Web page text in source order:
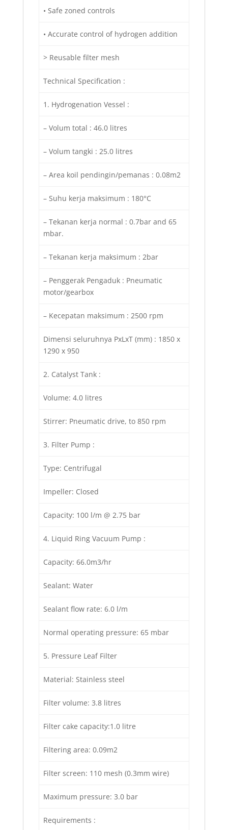
• Safe zoned controls
• Accurate control of hydrogen addition
> Reusable filter mesh
Technical Specification :
1. Hydrogenation Vessel :
– Volum total : 46.0 litres
– Volum tangki : 25.0 litres
– Area koil pendingin/pemanas : 0.08m2
– Suhu kerja maksimum : 180°C
– Tekanan kerja normal : 0.7bar and 65
mbar.
– Tekanan kerja maksimum : 2bar
– Penggerak Pengaduk : Pneumatic
motor/gearbox
– Kecepatan maksimum : 2500 rpm
Dimensi seluruhnya PxLxT (mm) : 1850 x
1290 x 950
2. Catalyst Tank :
Volume: 4.0 litres
Stirrer: Pneumatic drive, to 850 rpm
3. Filter Pump :
Type: Centrifugal
Impeller: Closed
Capacity: 100 l/m @ 2.75 bar
4. Liquid Ring Vacuum Pump :
Capacity: 66.0m3/hr
Sealant: Water
Sealant flow rate: 6.0 l/m
Normal operating pressure: 65 mbar
5. Pressure Leaf Filter
Material: Stainless steel
Filter volume: 3.8 litres
Filter cake capacity:1.0 litre
Filtering area: 0.09m2
Filter screen: 110 mesh (0.3mm wire)
Maximum pressure: 3.0 bar
Requirements :